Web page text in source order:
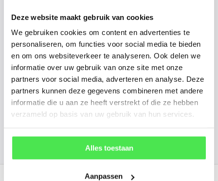
Deze website maakt gebruik van cookies
We gebruiken cookies om content en advertenties te
personaliseren, om functies voor social media te bieden
en om ons websiteverkeer te analyseren. Ook delen we
informatie over uw gebruik van onze site met onze
partners voor social media, adverteren en analyse. Deze
partners kunnen deze gegevens combineren met andere
informatie die u aan ze heeft verstrekt of die ze hebben
verzameld op basis van uw gebruik van hun services.
Alles toestaan
Aanpassen
vorm. Wilt u weten hoe uw plant of
boom er ongeveer eruit ziet? We
kunnen u een foto sturen.
info@tuinplantenbezorgd.nl
06 45 601 508 (tijdelijk niet bereikbaar)
156 customers give us a 4.7/5 at
Recent bekeken